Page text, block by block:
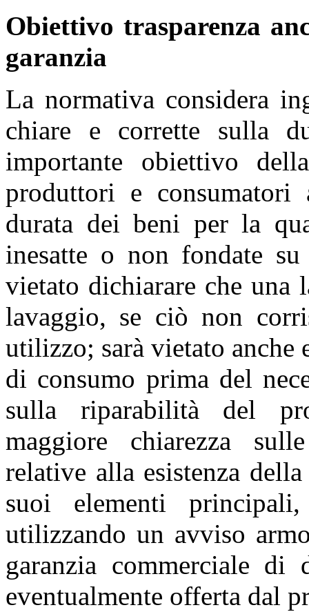
Obiettivo trasparenza
garanzia
La normativa considera
chiare e corrette sulla
importante obiettivo
produttori e consumatori
durata dei beni per la
inesatte o non fondate
vietato dichiarare che
lavaggio, se ciò non
utilizzo; sarà vietato
di consumo prima del
sulla riparabilità del
maggiore chiarezza
relative alla esistenza
suoi elementi
utilizzando un avviso
garanzia commerciale di
eventualmente offerta dal